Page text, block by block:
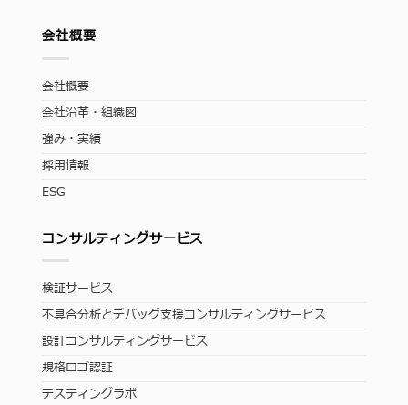
会社概要
会社概要
会社沿革・組織図
強み・実績
採用情報
ESG
コンサルティングサービス
検証サービス
不具合分析とデバッグ支援コンサルティングサービス
設計コンサルティングサービス
規格ロゴ認証
テスティングラボ